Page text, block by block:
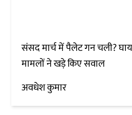
संसद मार्च में पैलेट गन चली?
मामलों ने खड़े किए सवाल
अवधेश कुमार